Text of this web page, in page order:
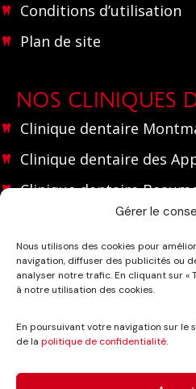
Gérer le
Nous utilisons des cookies pour
navigation, diffuser des publicités ou
analyser notre trafic. En cliquant sur «
à notre utilisation des cookies.
En poursuivant votre navigation sur le
de la politique de confidentialité.
Conditions d’utilisation
Plan de site
NOS CLINIQUES
Clinique dentaire
Clinique dentaire des
Clinique dentaire
NOUS JOINDRE
(418) 248 2175